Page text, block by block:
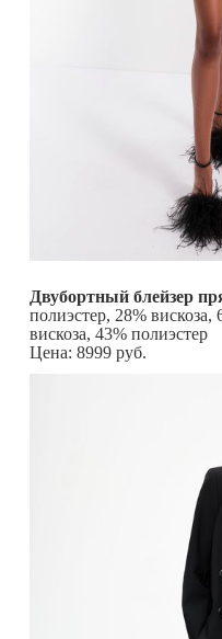
Двубортный блейзер
полиэстер, 28% вискоза,
вискоза, 43% полиэстер
Цена: 8999 руб.